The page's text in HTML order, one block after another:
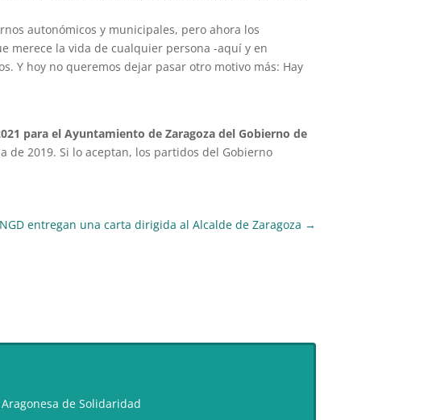
autonómicos y municipales, pero ahora los
merece la vida de cualquier persona -aquí y en
Y hoy no queremos dejar pasar otro motivo más: Hay
para el Ayuntamiento de Zaragoza del Gobierno de
2019. Si lo aceptan, los partidos del Gobierno
entregan una carta dirigida al Alcalde de Zaragoza →
de Solidaridad